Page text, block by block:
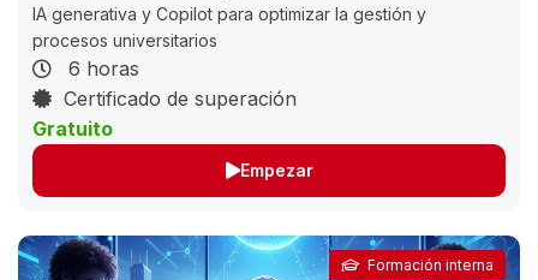
Inteligencia Artificial Generativa de
Texto
IA generativa y Copilot para optimizar la gestión y
procesos universitarios
6 horas
Certificado de superación
Gratuito
Empezar
Formación interna